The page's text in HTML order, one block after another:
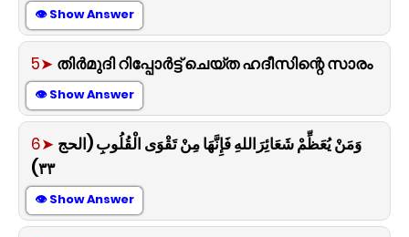
👁 Show Answer
5➤ തിർമുദി റിപ്പോർട്ട് ചെയ്ത ഹദീസിന്റെ സാരം
👁 Show Answer
6➤ وَمَنْ يُعَظِّمْ شَعَائِرَاللهِ فَإِنَّهَا مِنْ تَقْوَى الْقُلُوبِ (الحج
٣٣)
👁 Show Answer